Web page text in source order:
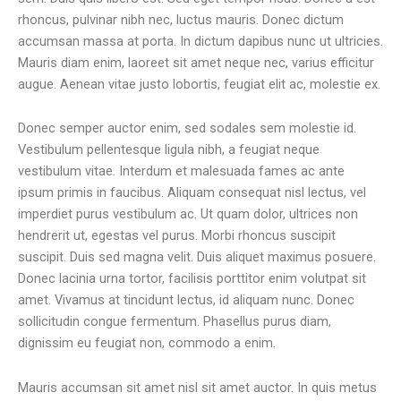
rhoncus, pulvinar nibh nec, luctus mauris. Donec dictum
accumsan massa at porta. In dictum dapibus nunc ut ultricies.
Mauris diam enim, laoreet sit amet neque nec, varius efficitur
augue. Aenean vitae justo lobortis, feugiat elit ac, molestie ex.
Donec semper auctor enim, sed sodales sem molestie id.
Vestibulum pellentesque ligula nibh, a feugiat neque
vestibulum vitae. Interdum et malesuada fames ac ante
ipsum primis in faucibus. Aliquam consequat nisl lectus, vel
imperdiet purus vestibulum ac. Ut quam dolor, ultrices non
hendrerit ut, egestas vel purus. Morbi rhoncus suscipit
suscipit. Duis sed magna velit. Duis aliquet maximus posuere.
Donec lacinia urna tortor, facilisis porttitor enim volutpat sit
amet. Vivamus at tincidunt lectus, id aliquam nunc. Donec
sollicitudin congue fermentum. Phasellus purus diam,
dignissim eu feugiat non, commodo a enim.
Mauris accumsan sit amet nisl sit amet auctor. In quis metus